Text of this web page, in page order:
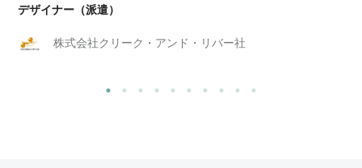
デザイナー（派遣）
株式会社クリーク・アンド・リバー社